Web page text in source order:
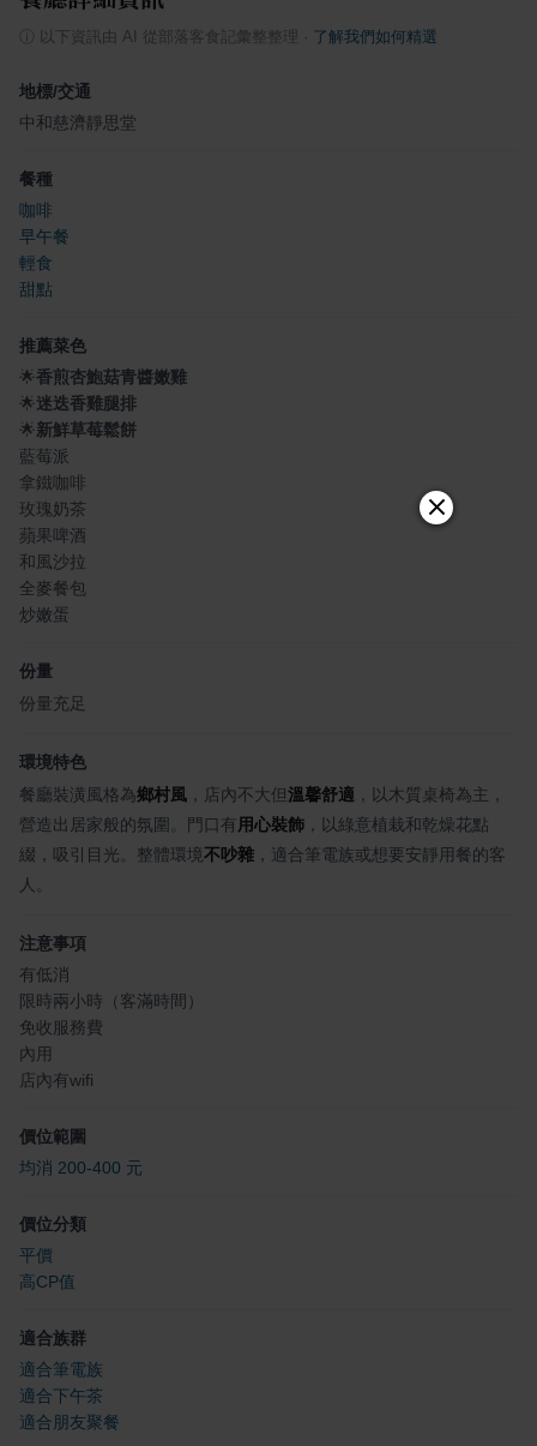
以下資訊由 AI 從部落客食記彙整整理 了解我們如何精選
地標/交通
中和慈濟靜思堂
餐種
咖啡
早午餐
輕食
甜點
推薦菜色
🌟香煎杏鮑菇青醬嫩雞
🌟迷迭香雞腿排
🌟新鮮草莓鬆餅
藍莓派
拿鐵咖啡
玫瑰奶茶
蘋果啤酒
和風沙拉
全麥餐包
炒嫩蛋
份量
份量充足
環境特色
餐廳裝潢風格為鄉村風 ，店內不大但溫馨舒適 ，以木質桌椅為主，
營造出居家般的氛圍。門口有 用心裝飾 ，以綠意植栽和乾燥花點
綴，吸引目光。整體環境不吵雜 ，適合筆電族或想要安靜用餐的客
人。
注意事項
有低消
限時兩小時（客滿時間）
免收服務費
內用
店內有wifi
價位範圍
均消 200-400 元
價位分類
平價
高CP值
適合族群
適合筆電族
適合下午茶
適合朋友聚餐